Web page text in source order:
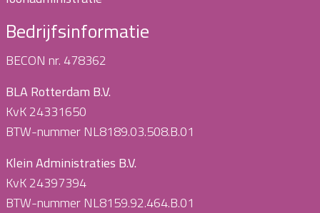
Bedrijfsinformatie
BECON nr. 478362
BLA Rotterdam B.V.
KvK 24331650
BTW-nummer NL8189.03.508.B.01
Klein Administraties B.V.
KvK 24397394
BTW-nummer NL8159.92.464.B.01